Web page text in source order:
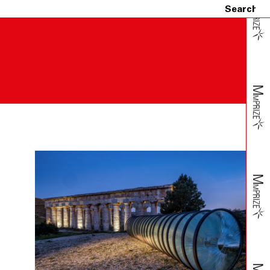
tali casi possano provocare ritardo, ovvero rendere la
si riserverà di risolvere il contratto. In tali ipotesi,
addebitato sulla carta di credito da lui